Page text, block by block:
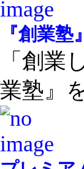
『創業
「創業
業塾』